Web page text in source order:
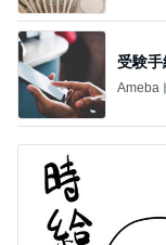
受験
Ameba